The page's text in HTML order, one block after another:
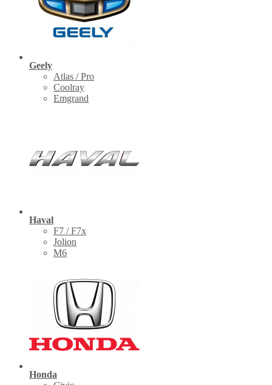
Geely
Atlas / Pro
Coolray
Emgrand
Haval
F7 / F7x
Jolion
M6
Honda